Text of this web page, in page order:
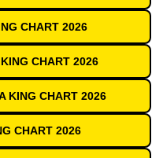
CHART 2026
CHART 2026
KING CHART 2026
CHART 2026